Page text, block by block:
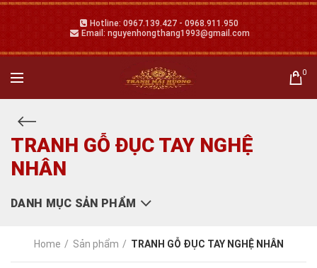
Hotline: 0967.139.427 - 0968.911.950
Email: nguyenhongthang1993@gmail.com
0
TRANH GỖ ĐỤC TAY NGHỆ
NHÂN
DANH MỤC SẢN PHẨM
Home Sản phẩm TRANH GỖ ĐỤC TAY NGHỆ NHÂN